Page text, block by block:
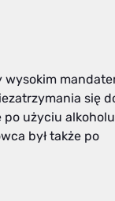
wysokim
się
użyciu
był także po